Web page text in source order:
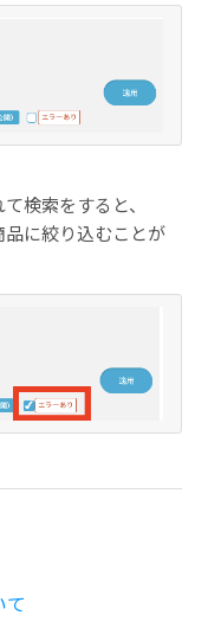
検索をすると、
に絞り込むことが